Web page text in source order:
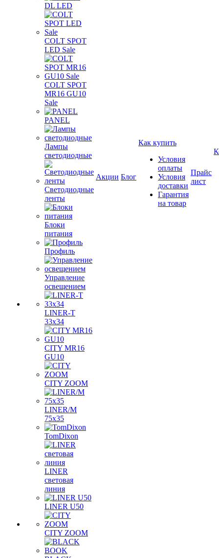
DL LED
COLT SPOT
LED Sale
COLT SPOT
MR16 GU10
Sale
PANEL
Лампы
светодиодные
Светодиодные
ленты
Блоки
питания
Профиль
Управление
освещением
LINER-T
33x34
CITY MR16
GU10
CITY ZOOM
LINER/M
75х35
TomDixon
LINER
световая
линия
LINER U50
CITY ZOOM
Акции Блог
Как купить
Условия
оплаты
Условия
доставки
Гарантия
на товар
Прайс
лист